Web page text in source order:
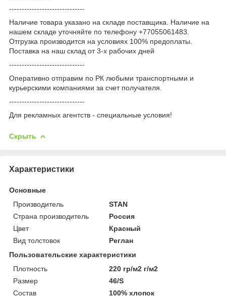
------------------------------
Наличие товара указано на складе поставщика. Наличие на
нашем складе уточняйте по телефону +77055061483.
Отгрузка производится на условиях 100% предоплаты.
Поставка на наш склад от 3-x рабочих дней
------------------------------
Оперативно отправим по РК любыми транспортными и
курьерскими компаниями за счет получателя.
------------------------------
Для рекламных агентств - специальные условия!
Скрыть
Характеристики
Основные
Производитель
STAN
Страна производитель
Россия
Цвет
Красный
Вид толстовок
Реглан
Пользовательские характеристики
Плотность
220 гр/м2 г/м2
Размер
46/S
Состав
100% хлопок